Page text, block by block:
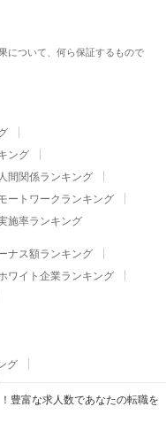
豊富な求人数であなたの転職を
について、何ら保証するもので
ング
間関係ランキング
ートワークランキング
施率ランキング
ナス額ランキング
ワイト企業ランキング
グ